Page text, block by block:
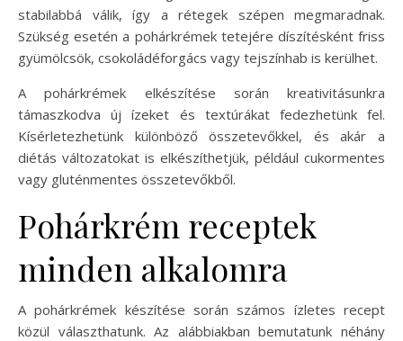
stabilabbá válik, így a rétegek szépen megmaradnak.
Szükség esetén a pohárkrémek tetejére díszítésként friss
gyümölcsök, csokoládéforgács vagy tejszínhab is kerülhet.
A pohárkrémek elkészítése során kreativitásunkra
támaszkodva új ízeket és textúrákat fedezhetünk fel.
Kísérletezhetünk különböző összetevőkkel, és akár a
diétás változatokat is elkészíthetjük, például cukormentes
vagy gluténmentes összetevőkből.
Pohárkrém receptek
minden alkalomra
A pohárkrémek készítése során számos ízletes recept
közül választhatunk. Az alábbiakban bemutatunk néhány